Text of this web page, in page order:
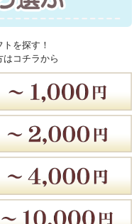
を探す！
はコチラから